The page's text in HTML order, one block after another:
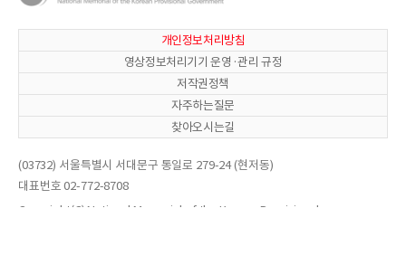
개인정보처리방침
영상정보처리기기 운영·관리 규정
저작권정책
자주하는질문
찾아오시는길
(03732) 서울특별시 서대문구 통일로 279-24 (현저동)
대표번호 02-772-8708
Copyright(C) National Memorial of the Korean Provisional